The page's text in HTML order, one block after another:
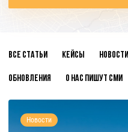
Все статьи Кейсы Новости
Обновления О нас пишут СМИ
Новости